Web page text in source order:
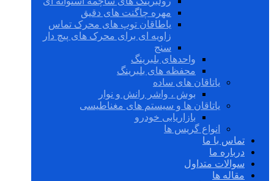
مهره چاگنت های دقیق
یاطاقان توپ های محرک تماس
زاویه ای برای محرک های پیچ دار
سنج
واحدهای بلبرینگ
محفظه های بلبرینگ
یاتاقان های ساده
بوش ، واشر رانش و نوار
یاتاقان ها و سیستم های مغناطیسی
بازاریابی خودرو
انواع گریس ها
تماس با ما
درباره ما
سوالات متداول
مقاله ها